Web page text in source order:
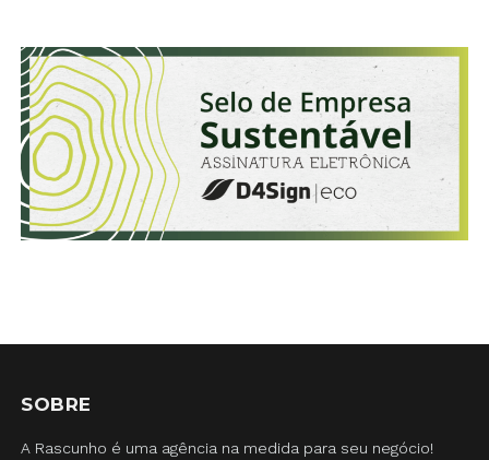
SOBRE
A Rascunho é uma agência na medida para seu negócio!